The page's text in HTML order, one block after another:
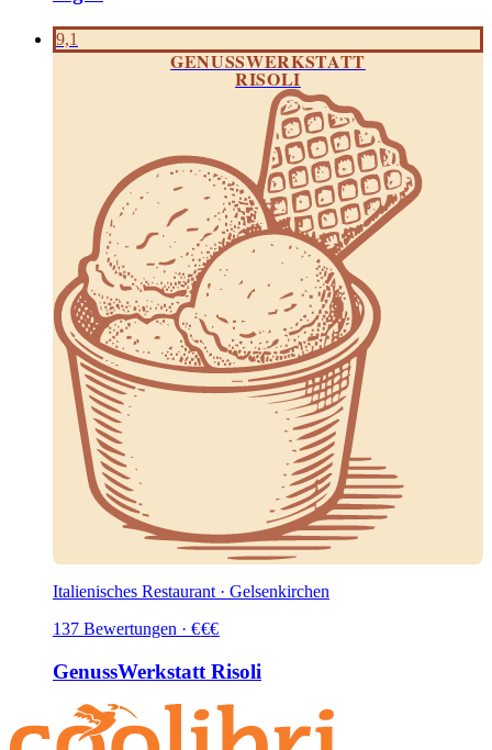
9,1
GENUSSWERKSTATT
RISOLI
Italienisches Restaurant · Gelsenkirchen
137 Bewertungen · €€€
GenussWerkstatt Risoli